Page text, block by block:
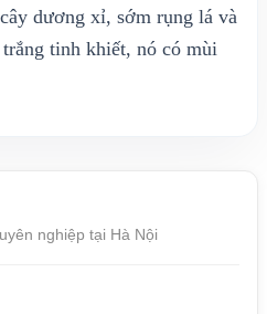
dương xỉ, sớm rụng lá và
tinh khiết, nó có mùi
nghiệp tại Hà Nội